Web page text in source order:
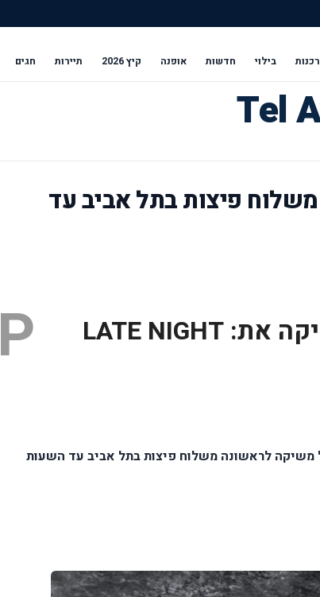
בילוי חדשות אופנה קיץ 2026 תיירות חגים
פיצות בתל אביב עד
P את: LATE NIGHT
משיקה לראשונה משלוח פיצות בתל אביב עד השעות